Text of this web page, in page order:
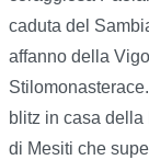
caduta del
affanno della
blitz in casa della
di Mesiti che